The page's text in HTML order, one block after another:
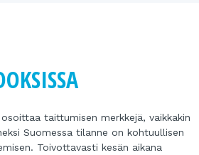
taittumisen merkkejä, vaikkakin
Suomessa tilanne on kohtuullisen
Toivottavasti kesän aikana